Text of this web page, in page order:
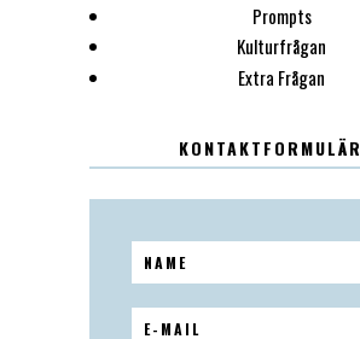
Prompts
Kulturfrågan
Extra Frågan
KONTAKTFORMULÄR